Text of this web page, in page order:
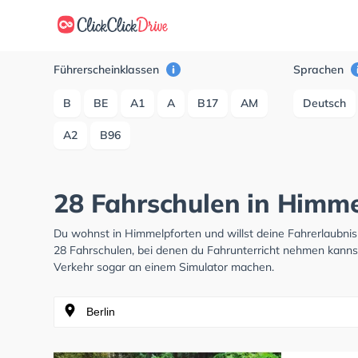
Führerscheinklassen
B BE A1 A B17 AM
A2 B96
Sprachen
Deutsch
28 Fahrschulen in
Du wohnst in Himmelpforten und willst deine
28 Fahrschulen, bei denen du Fahrunterricht nehmen
Verkehr sogar an einem Simulator machen.